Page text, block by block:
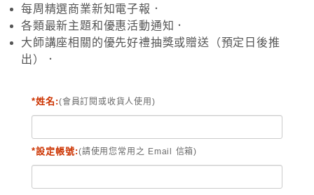
每周精選商業新知電子報．
各類最新主題和優惠活動通知．
大師講座相關的優先好禮抽獎或贈送（預定日後推
出）．
*姓名:(會員訂閱或收貨人使用)
*設定帳號:(請使用您常用之 Email 信箱)